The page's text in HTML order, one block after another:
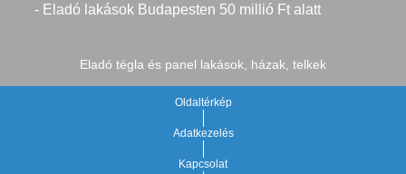
- Eladó lakások Budapesten 50 millió Ft alatt
Eladó tégla és panel lakások, házak, telkek
Oldaltérkép
Adatkezelés
Kapcsolat